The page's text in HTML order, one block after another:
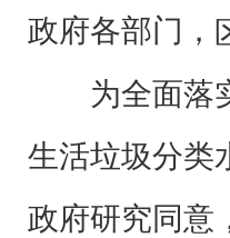
政府各部门，
为全面落
生活垃圾分类
政府研究同意